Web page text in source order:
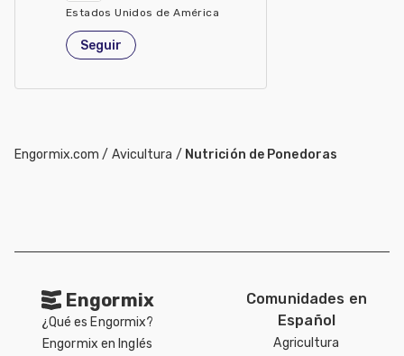
Estados Unidos de América
Seguir
Engormix.com / Avicultura / Nutrición de Ponedoras
Engormix
¿Qué es Engormix?
Engormix en Inglés
Comunidades en
Español
Agricultura